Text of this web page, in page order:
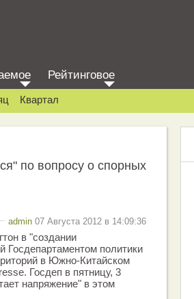
Рейтинговое
Квартал
по вопросу о спорных
admin 07 Августа 2012 в 14:09:36
в "создании
Госдепартаментом политики
в Южно-Китайском
Госдеп в пятницу, 3
напряжение" в этом